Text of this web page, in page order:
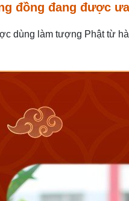
đồng đang được
dùng làm tượng Phật từ